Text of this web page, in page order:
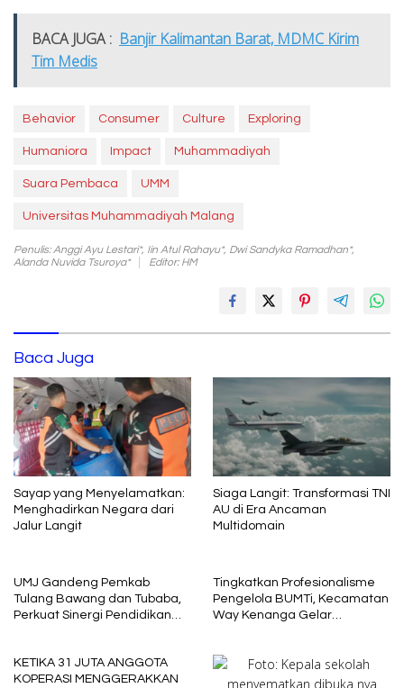
BACA JUGA : Banjir Kalimantan Barat, MDMC Kirim
Tim Medis
Behavior Consumer Culture Exploring
Humaniora Impact Muhammadiyah
Suara Pembaca UMM
Universitas Muhammadiyah Malang
Penulis: Anggi Ayu Lestari*, Iin Atul Rahayu*, Dwi Sandyka Ramadhan*,
Alanda Nuvida Tsuroya*
Editor: HM
Baca Juga
Sayap yang Menyelamatkan:
Menghadirkan Negara dari
Jalur Langit
Siaga Langit: Transformasi TNI
AU di Era Ancaman
Multidomain
UMJ Gandeng Pemkab
Tulang Bawang dan Tubaba,
Perkuat Sinergi Pendidikan
Tingkatkan Profesionalisme
Pengelola BUMTi, Kecamatan
Way Kenanga Gelar
KETIKA 31 JUTA ANGGOTA
KOPERASI MENGGERAKKAN